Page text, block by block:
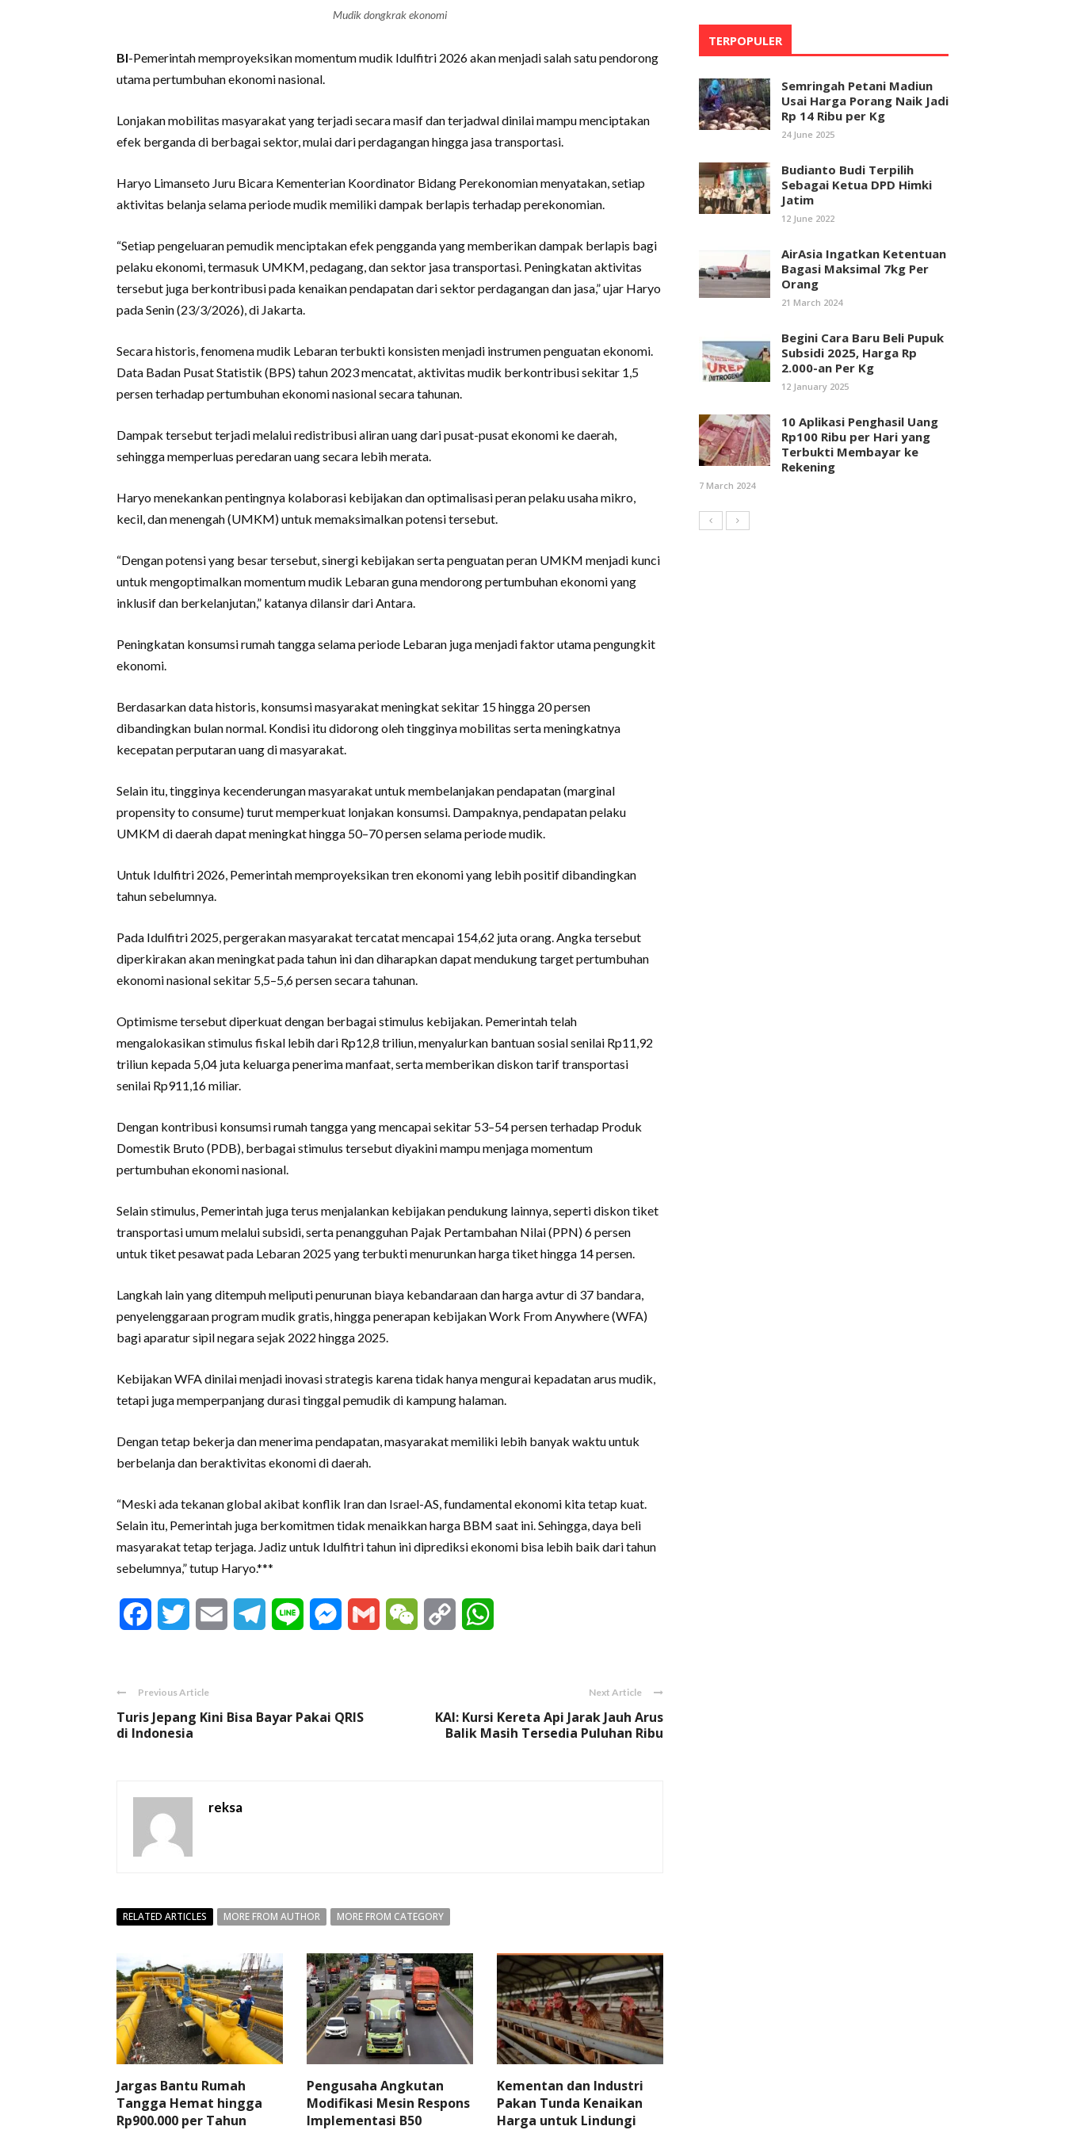
Mudik dongkrak ekonomi
BI-Pemerintah memproyeksikan momentum mudik Idulfitri 2026 akan menjadi salah satu pendorong
utama pertumbuhan ekonomi nasional.
Lonjakan mobilitas masyarakat yang terjadi secara masif dan terjadwal dinilai mampu menciptakan
efek berganda di berbagai sektor, mulai dari perdagangan hingga jasa transportasi.
Haryo Limanseto Juru Bicara Kementerian Koordinator Bidang Perekonomian menyatakan, setiap
aktivitas belanja selama periode mudik memiliki dampak berlapis terhadap perekonomian.
“Setiap pengeluaran pemudik menciptakan efek pengganda yang memberikan dampak berlapis bagi
pelaku ekonomi, termasuk UMKM, pedagang, dan sektor jasa transportasi. Peningkatan aktivitas
tersebut juga berkontribusi pada kenaikan pendapatan dari sektor perdagangan dan jasa,” ujar Haryo
pada Senin (23/3/2026), di Jakarta.
Secara historis, fenomena mudik Lebaran terbukti konsisten menjadi instrumen penguatan ekonomi.
Data Badan Pusat Statistik (BPS) tahun 2023 mencatat, aktivitas mudik berkontribusi sekitar 1,5
persen terhadap pertumbuhan ekonomi nasional secara tahunan.
Dampak tersebut terjadi melalui redistribusi aliran uang dari pusat-pusat ekonomi ke daerah,
sehingga memperluas peredaran uang secara lebih merata.
Haryo menekankan pentingnya kolaborasi kebijakan dan optimalisasi peran pelaku usaha mikro,
kecil, dan menengah (UMKM) untuk memaksimalkan potensi tersebut.
“Dengan potensi yang besar tersebut, sinergi kebijakan serta penguatan peran UMKM menjadi kunci
untuk mengoptimalkan momentum mudik Lebaran guna mendorong pertumbuhan ekonomi yang
inklusif dan berkelanjutan,” katanya dilansir dari Antara.
Peningkatan konsumsi rumah tangga selama periode Lebaran juga menjadi faktor utama pengungkit
ekonomi.
Berdasarkan data historis, konsumsi masyarakat meningkat sekitar 15 hingga 20 persen
dibandingkan bulan normal. Kondisi itu didorong oleh tingginya mobilitas serta meningkatnya
kecepatan perputaran uang di masyarakat.
Selain itu, tingginya kecenderungan masyarakat untuk membelanjakan pendapatan (marginal
propensity to consume) turut memperkuat lonjakan konsumsi. Dampaknya, pendapatan pelaku
UMKM di daerah dapat meningkat hingga 50–70 persen selama periode mudik.
Untuk Idulfitri 2026, Pemerintah memproyeksikan tren ekonomi yang lebih positif dibandingkan
tahun sebelumnya.
Pada Idulfitri 2025, pergerakan masyarakat tercatat mencapai 154,62 juta orang. Angka tersebut
diperkirakan akan meningkat pada tahun ini dan diharapkan dapat mendukung target pertumbuhan
ekonomi nasional sekitar 5,5–5,6 persen secara tahunan.
Optimisme tersebut diperkuat dengan berbagai stimulus kebijakan. Pemerintah telah
mengalokasikan stimulus fiskal lebih dari Rp12,8 triliun, menyalurkan bantuan sosial senilai Rp11,92
triliun kepada 5,04 juta keluarga penerima manfaat, serta memberikan diskon tarif transportasi
senilai Rp911,16 miliar.
Dengan kontribusi konsumsi rumah tangga yang mencapai sekitar 53–54 persen terhadap Produk
Domestik Bruto (PDB), berbagai stimulus tersebut diyakini mampu menjaga momentum
pertumbuhan ekonomi nasional.
Selain stimulus, Pemerintah juga terus menjalankan kebijakan pendukung lainnya, seperti diskon tiket
transportasi umum melalui subsidi, serta penangguhan Pajak Pertambahan Nilai (PPN) 6 persen
untuk tiket pesawat pada Lebaran 2025 yang terbukti menurunkan harga tiket hingga 14 persen.
Langkah lain yang ditempuh meliputi penurunan biaya kebandaraan dan harga avtur di 37 bandara,
penyelenggaraan program mudik gratis, hingga penerapan kebijakan Work From Anywhere (WFA)
bagi aparatur sipil negara sejak 2022 hingga 2025.
Kebijakan WFA dinilai menjadi inovasi strategis karena tidak hanya mengurai kepadatan arus mudik,
tetapi juga memperpanjang durasi tinggal pemudik di kampung halaman.
Dengan tetap bekerja dan menerima pendapatan, masyarakat memiliki lebih banyak waktu untuk
berbelanja dan beraktivitas ekonomi di daerah.
“Meski ada tekanan global akibat konflik Iran dan Israel-AS, fundamental ekonomi kita tetap kuat.
Selain itu, Pemerintah juga berkomitmen tidak menaikkan harga BBM saat ini. Sehingga, daya beli
masyarakat tetap terjaga. Jadiz untuk Idulfitri tahun ini diprediksi ekonomi bisa lebih baik dari tahun
sebelumnya,” tutup Haryo.***
FacebookTwitter Email Telegram
Line Messenger
Gmail WeChat Copy
Previous Article
Turis Jepang Kini Bisa Bayar Pakai QRIS
di Indonesia
Next Article
KAI: Kursi Kereta Api Jarak Jauh Arus
Balik Masih Tersedia Puluhan Ribu
reksa
RELATED ARTICLES MORE FROM AUTHOR MORE FROM CATEGORY
Jargas Bantu Rumah
Tangga Hemat hingga
Rp900.000 per Tahun
Pengusaha Angkutan
Modifikasi Mesin Respons
Implementasi B50
Kementan dan Industri
Pakan Tunda Kenaikan
Harga untuk Lindungi
TERPOPULER
Semringah Petani Madiun
Usai Harga Porang Naik Jadi
Rp 14 Ribu per Kg
24 June 2025
Budianto Budi Terpilih
Sebagai Ketua DPD Himki
Jatim
12 June 2022
AirAsia Ingatkan Ketentuan
Bagasi Maksimal 7kg Per
Orang
21 March 2024
Begini Cara Baru Beli Pupuk
Subsidi 2025, Harga Rp
2.000-an Per Kg
12 January 2025
10 Aplikasi Penghasil Uang
Rp100 Ribu per Hari yang
Terbukti Membayar ke
Rekening
7 March 2024